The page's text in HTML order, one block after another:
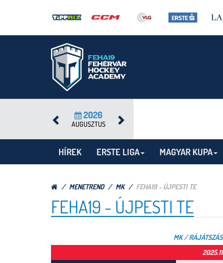
2026
AUGUSZTUS
HÍREK ERSTE LIGA MAGYAR KUPA
MENETREND MK FEHA19 - ÚJPESTI TE
FEHA19 - ÚJPESTI TE
MK / RÁJÁTSZÁS